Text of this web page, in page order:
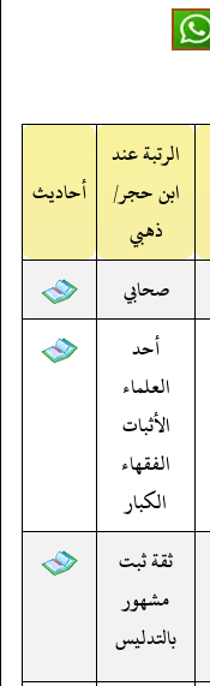
الرتبة عند
ابن حجر/
ذهبي
أحاديث
صحابي
أحد
العلماء
الأثبات
الفقهاء
الكبار
ثقة ثبت
مشهور
بالتدليس